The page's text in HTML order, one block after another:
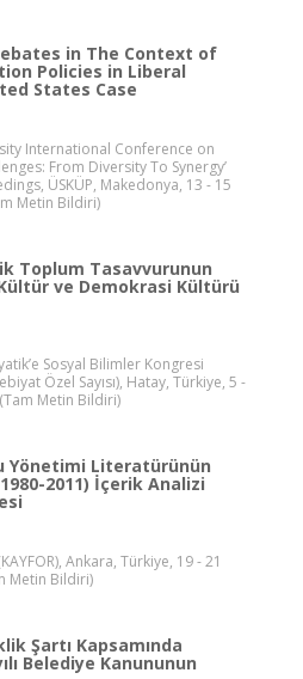
in The Context of
Policies in Liberal
States Case
International Conference on
From Diversity To Synergy’
ÜSKÜP, Makedonya, 13 - 15
Metin Bildiri)
Toplum Tasavvurunun
ve Demokrasi Kültürü
Sosyal Bilimler Kongresi
Özel Sayısı), Hatay, Türkiye, 5 -
Metin Bildiri)
Yönetimi Literatürünün
2011) İçerik Analizi
Ankara, Türkiye, 19 - 21
Metin Bildiri)
Şartı Kapsamında
Belediye Kanununun